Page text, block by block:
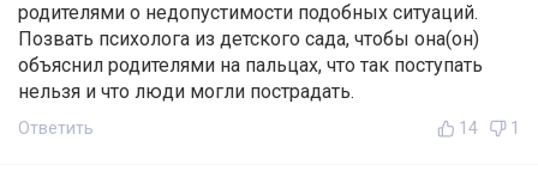
родителями о недопустимости подобных ситуаций.
Позвать психолога из детского сада, чтобы она(он)
объяснил родителями на пальцах, что так поступать
нельзя и что люди могли пострадать.
Ответить 14 1